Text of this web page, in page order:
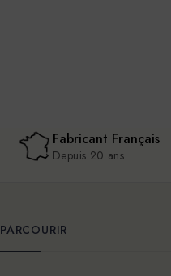
Fabricant Français
Depuis 20 ans
PARCOURIR